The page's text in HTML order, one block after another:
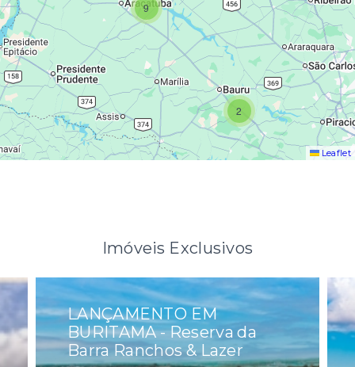
2
9
Leaflet
Imóveis Exclusivos
LANÇAMENTO EM
BURITAMA - Reserva da
Barra Ranchos & Lazer